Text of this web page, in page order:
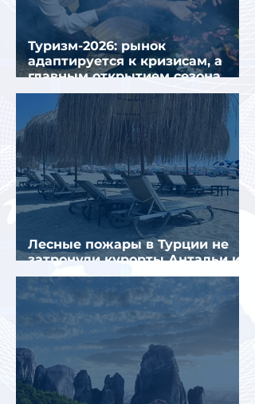
Туризм-2026: рынок
адаптируется к кризисам, а
главным открытием сезона
стал Вьетнам
Лесные пожары в Турции не
затронули курорты Антальи и
Муглы